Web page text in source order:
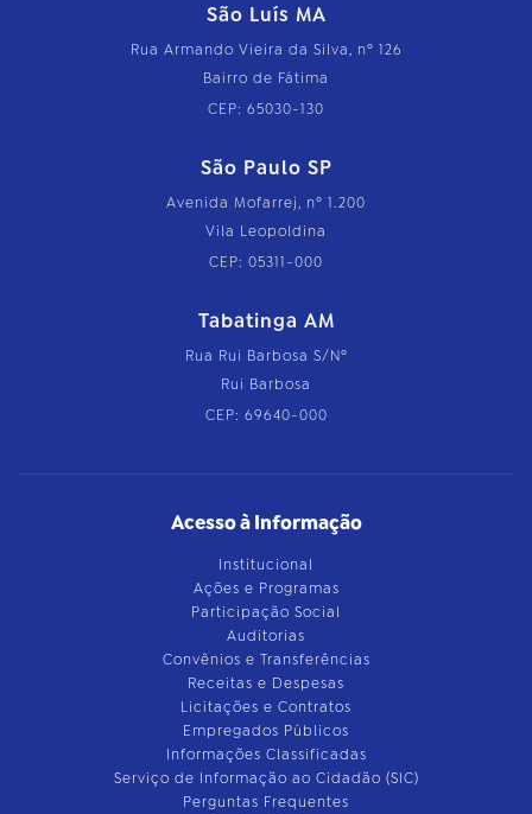
São Luís MA
Rua Armando Vieira da Silva, nº 126
Bairro de Fátima
CEP: 65030-130
São Paulo SP
Avenida Mofarrej, nº 1.200
Vila Leopoldina
CEP: 05311-000
Tabatinga AM
Rua Rui Barbosa S/Nº
Rui Barbosa
CEP: 69640-000
Acesso à Informação
Institucional
Ações e Programas
Participação Social
Auditorias
Convênios e Transferências
Receitas e Despesas
Licitações e Contratos
Empregados Públicos
Informações Classificadas
Serviço de Informação ao Cidadão (SIC)
Perguntas Frequentes